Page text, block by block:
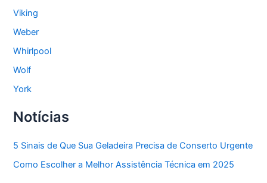
Viking
Weber
Whirlpool
Wolf
York
Notícias
5 Sinais de Que Sua Geladeira Precisa de Conserto Urgente
Como Escolher a Melhor Assistência Técnica em 2025